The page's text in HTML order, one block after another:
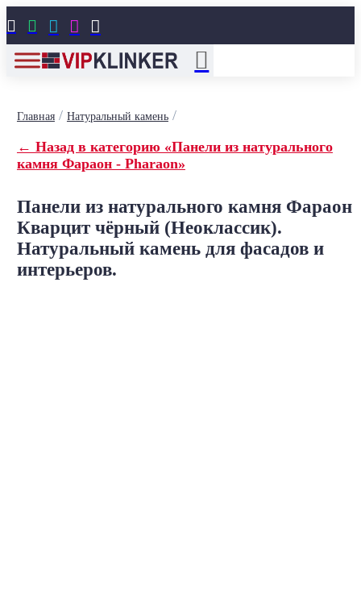
    
Главная/ Натуральный камень/
← Назад в категорию «Панели из натурального
камня Фараон - Pharaon»
Панели из натурального камня Фараон
Кварцит чёрный (Неоклассик).
Натуральный камень для фасадов и
интерьеров.